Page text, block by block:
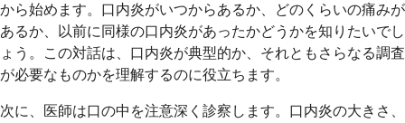
から始めます。口内炎がいつからあるか、どのくらいの痛みが
あるか、以前に同様の口内炎があったかどうかを知りたいでし
ょう。この対話は、口内炎が典型的か、それともさらなる調査
が必要なものかを理解するのに役立ちます。
次に、医師は口の中を注意深く診察します。口内炎の大きさ、